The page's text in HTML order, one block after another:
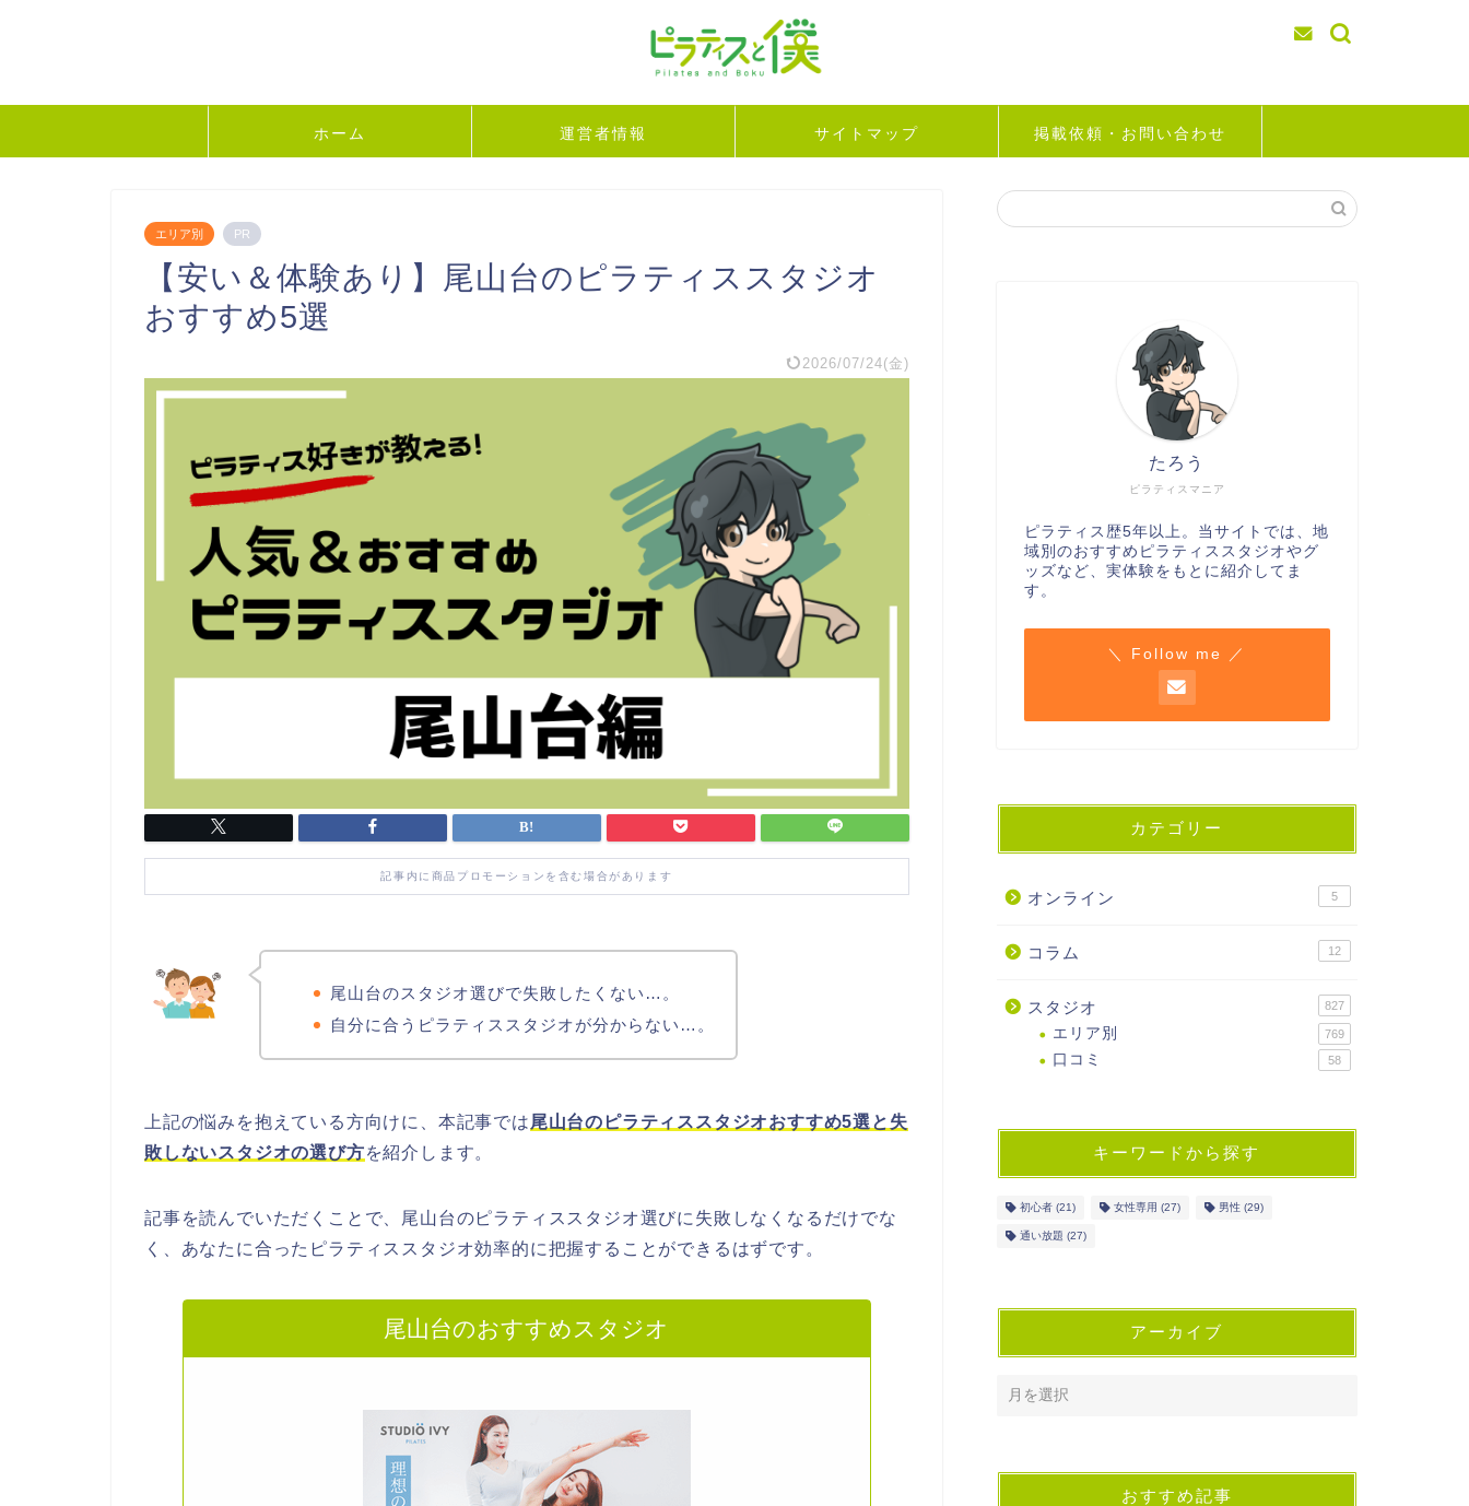
ホーム 運営者情報 サイトマップ 掲載依頼・お問い合わせ
エリア別 PR
【安い＆体験あり】尾山台のピラティススタジオ
おすすめ5選
2026/07/24(金)
記事内に商品プロモーションを含む場合があります
尾山台のスタジオ選びで失敗したくない…。
自分に合うピラティススタジオが分からない…。
上記の悩みを抱えている方向けに、本記事では尾山台のピラティススタジオおすすめ5選と失
敗しないスタジオの選び方を紹介します。
記事を読んでいただくことで、尾山台のピラティススタジオ選びに失敗しなくなるだけでな
く、あなたに合ったピラティススタジオ効率的に把握することができるはずです。
尾山台のおすすめスタジオ
ピラティスマニア
たろう
ピラティス歴5年以上。当サイトでは、地
域別のおすすめピラティススタジオやグ
ッズなど、実体験をもとに紹介してま
す。
＼ Follow me ／
カテゴリー
オンライン 5
コラム 12
スタジオ 827
エリア別 769
口コミ 58
キーワードから探す
初心者(21) 女性専用 (27) 男性(29)
通い放題 (27)
アーカイブ
おすすめ記事